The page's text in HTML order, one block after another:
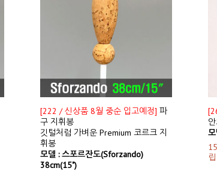
[222 / 신상품 8월 중순 입고예정] 파
구 지휘봉
깃털처럼 가벼운 Premium 코르크 지
휘봉
모델 : 스포르잔도(Sforzando)
38cm(15")